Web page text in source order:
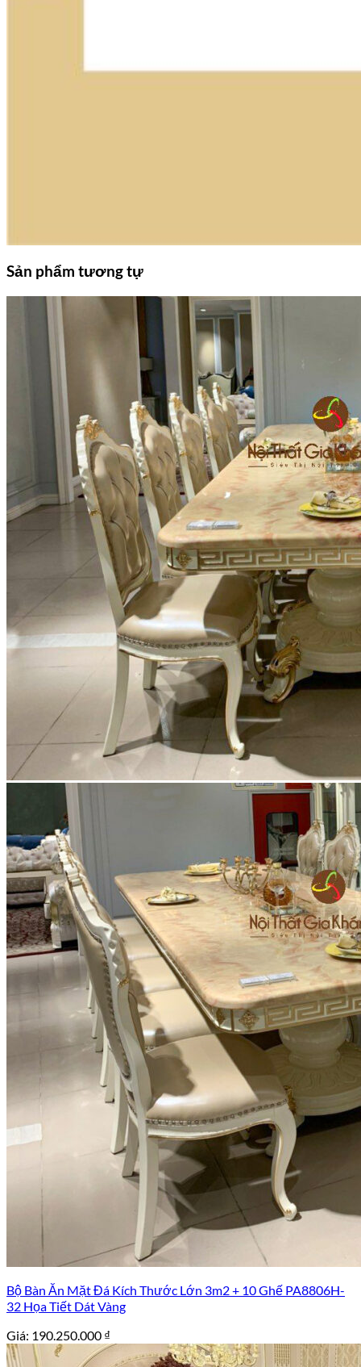
Sản phẩm tương tự
Bộ Bàn Ăn Mặt Đá Kích Thước Lớn 3m2 + 10 Ghế PA8806H-
32 Họa Tiết Dát Vàng
Giá: 190.250.000 ₫